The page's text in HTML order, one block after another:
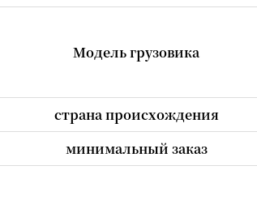
Модель грузовика
страна происхождения
минимальный заказ